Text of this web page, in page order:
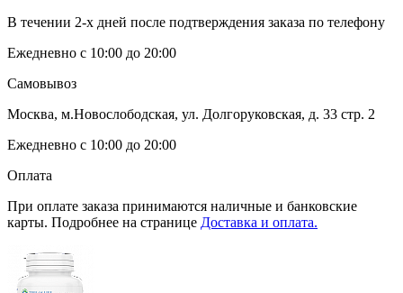
В течении 2-х дней после подтверждения заказа по телефону
Ежедневно с 10:00 до 20:00
Самовывоз
Москва, м.Новослободская, ул. Долгоруковская, д. 33 стр. 2
Ежедневно с 10:00 до 20:00
Оплата
При оплате заказа принимаются наличные и банковские
карты. Подробнее на странице Доставка и оплата.